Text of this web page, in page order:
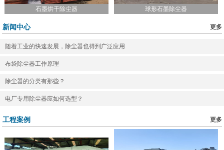
客户须知
留言反馈
联系我们
石墨烘干除尘器 球形石墨除尘器
更多
新闻中心
随着工业的快速发展，除尘器也得到广泛应用
布袋除尘器工作原理
除尘器的分类有那些？
电厂专用除尘器应如何选型？
更多
工程案例